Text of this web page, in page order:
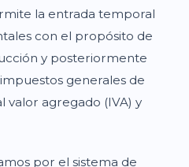
la entrada temporal
con el propósito de
y posteriormente
generales de
valor agregado (IVA) y
por el sistema de